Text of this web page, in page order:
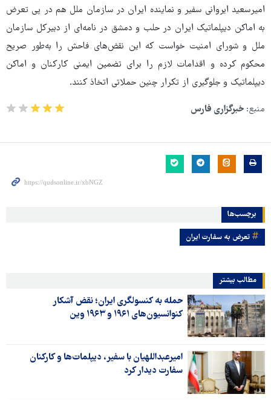
امیرسعید ایروانی سفیر و نماینده ایران در سازمان ملل هم در پی تعرض
به اماکن دیپلماتیک ایران در حلب و دمشق در نامه‌ای از دبیرکل سازمان
ملل و شورای امنیت خواست که این نقض‌های فاحش را به‌طور صریح
محکوم کرده و اقدامات لازم را برای تضمین ایمنی کارکنان و اماکن
دیپلماتیک و جلوگیری از تکرار چنین حملاتی اتخاذ کنند.
منبع: خبرگزاری فارس
برچسب‌ها
تعرض به سفارت ایران
مطالب بیشتر
حمله به کنسولگری ایران؛ نقض آشکار
کنوانسیون‌های ۱۹۶۱ و ۱۹۶۳ وین
امیرعبداللهیان با سفیر، دیپلمات‌ها و کارکنان
سفارت دیدار کرد